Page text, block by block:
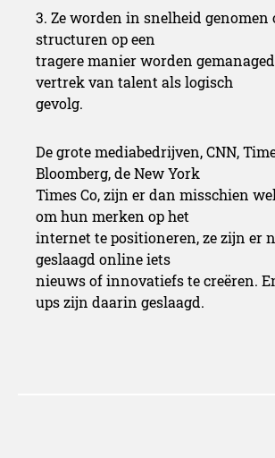
3. Ze worden in snelheid genomen
structuren op een
tragere manier worden
vertrek van talent als logisch
gevolg.
De grote mediabedrijven, CNN,
Bloomberg, de New York
Times Co, zijn er dan misschien
om hun merken op het
internet te positioneren, ze zijn er
geslaagd online iets
nieuws of innovatiefs te creëren.
ups zijn daarin geslaagd.